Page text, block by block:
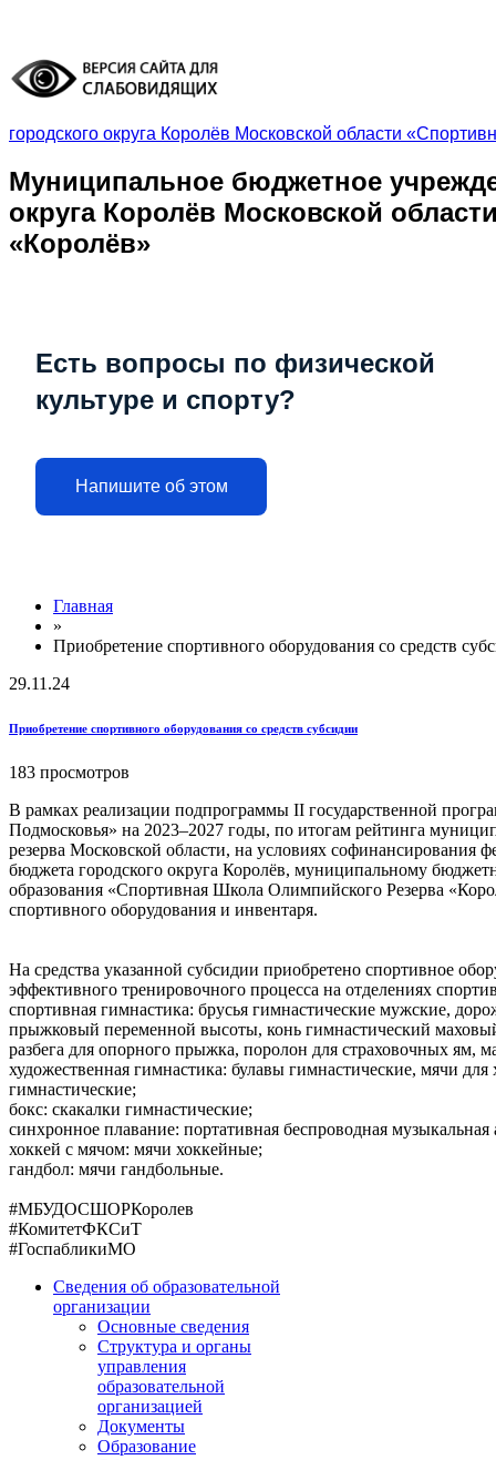
городского округа Королёв Московской области
Муниципальное бюджетное
округа Королёв Московской
«Королёв»
Есть вопросы по физической
культуре и спорту?
Напишите об этом
Главная
»
Приобретение спортивного оборудования со средств
29.11.24
Приобретение спортивного оборудования со средств субсидии
183 просмотров
В рамках реализации подпрограммы II государственной
Подмосковья» на 2023–2027 годы, по итогам рейтинга
резерва Московской области, на условиях софинансирования
бюджета городского округа Королёв, муниципальному
образования «Спортивная Школа Олимпийского Резерва
спортивного оборудования и инвентаря.
На средства указанной субсидии приобретено спортивное
эффективного тренировочного процесса на отделениях
спортивная гимнастика: брусья гимнастические мужские,
прыжковый переменной высоты, конь гимнастический
разбега для опорного прыжка, поролон для страховочных ям,
художественная гимнастика: булавы гимнастические, мячи
гимнастические;
бокс: скакалки гимнастические;
синхронное плавание: портативная беспроводная музыкальная
хоккей с мячом: мячи хоккейные;
гандбол: мячи гандбольные.
#МБУДОСШОРКоролев
#КомитетФКСиТ
#ГоспабликиМО
Сведения об образовательной
организации
Основные сведения
Структура и органы
управления
образовательной
организацией
Документы
Образование